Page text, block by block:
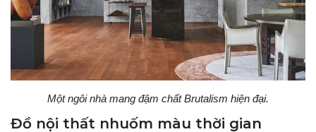
Một ngôi nhà mang đậm chất Brutalism hiện đại.
Đồ nội thất nhuốm màu thời gian